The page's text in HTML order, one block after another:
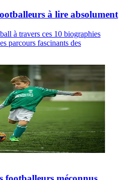
à lire absolument
à travers ces 10 biographies
parcours fascinants des